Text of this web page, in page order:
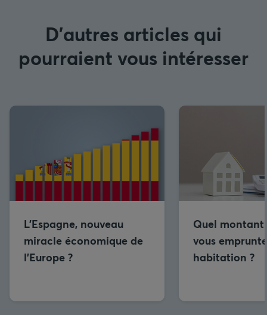
D'autres articles qui
pourraient vous intéresser
L’Espagne, nouveau
miracle économique de
l’Europe ?
Quel montant
vous
habitation ?